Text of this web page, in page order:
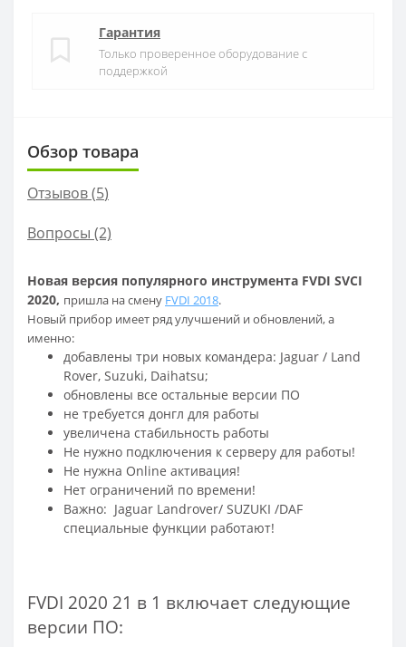
Гарантия
Только проверенное оборудование с
поддержкой
Обзор товара
Отзывов (5)
Вопросы (2)
Новая версия популярного инструмента FVDI SVCI
2020, пришла на смену FVDI 2018.
Новый прибор имеет ряд улучшений и обновлений, а
именно:
добавлены три новых командера: Jaguar / Land
Rover, Suzuki, Daihatsu;
обновлены все остальные версии ПО
не требуется донгл для работы
увеличена стабильность работы
Не нужно подключения к серверу для работы!
Не нужна Online активация!
Нет ограничений по времени!
Важно: Jaguar Landrover/ SUZUKI /DAF
специальные функции работают!
FVDI 2020 21 в 1 включает следующие
версии ПО: